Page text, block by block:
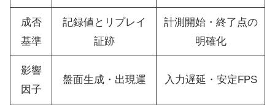
成否
基準
記録値とリプレイ
証跡
計測開始・終了点の
明確化
影響
因子
盤面生成・出現運 入力遅延・安定FPS